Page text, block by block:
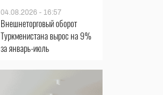
04.08.2026 - 16:57
Внешнеторговый оборот
Туркменистана вырос на 9%
за январь-июль